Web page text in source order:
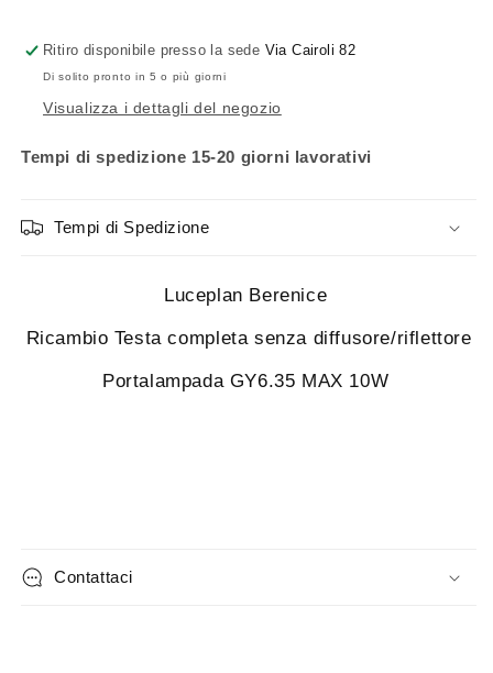
Ritiro disponibile presso la sede Via Cairoli 82
Di solito pronto in 5 o più giorni
Visualizza i dettagli del negozio
Tempi di spedizione 15-20 giorni lavorativi
Tempi di Spedizione
Luceplan Berenice
Ricambio Testa completa senza diffusore/riflettore
Portalampada GY6.35 MAX 10W
Contattaci